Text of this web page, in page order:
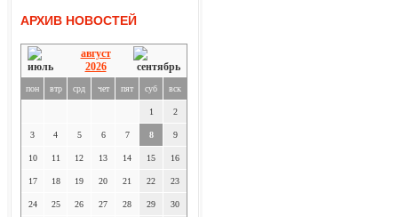
АРХИВ НОВОСТЕЙ
август
2026
пон втр срд чет пят суб вск
1 2
3 4 5 6 7 8 9
10 11 12 13 14 15 16
17 18 19 20 21 22 23
24 25 26 27 28 29 30